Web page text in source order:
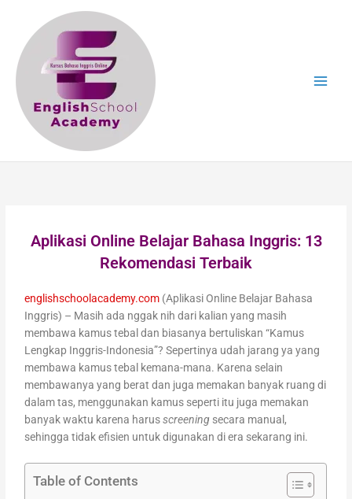
content
Aplikasi Online Belajar Bahasa Inggris: 13
Rekomendasi Terbaik
englishschoolacademy.com (Aplikasi Online Belajar Bahasa
Inggris) – Masih ada nggak nih dari kalian yang masih
membawa kamus tebal dan biasanya bertuliskan “Kamus
Lengkap Inggris-Indonesia”? Sepertinya udah jarang ya yang
membawa kamus tebal kemana-mana. Karena selain
membawanya yang berat dan juga memakan banyak ruang di
dalam tas, menggunakan kamus seperti itu juga memakan
banyak waktu karena harusscreening secara manual,
sehingga tidak efisien untuk digunakan di era sekarang ini.
Table of Contents